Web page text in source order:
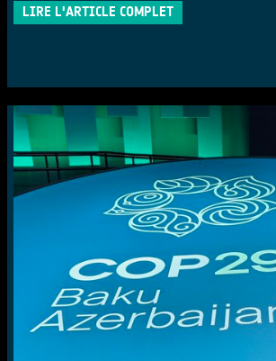
LIRE L'ARTICLE COMPLET